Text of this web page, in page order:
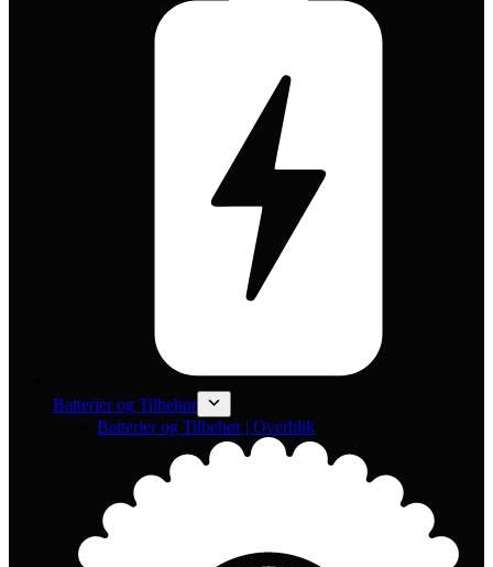
Batterier og Tilbehør
Batterier og Tilbehør | Overblik